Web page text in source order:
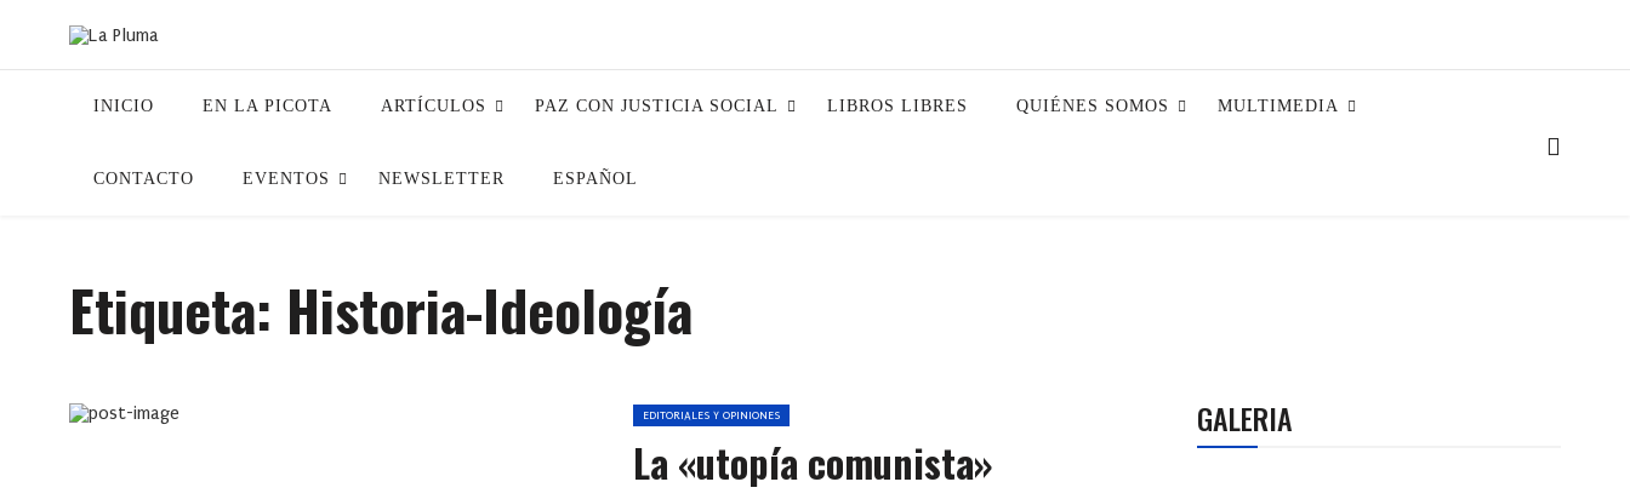
INICIO EN LA PICOTA ARTÍCULOS PAZ CON JUSTICIA SOCIAL LIBROS LIBRES QUIÉNES SOMOS MULTIMEDIA
CONTACTO EVENTOS NEWSLETTER ESPAÑOL
Etiqueta: Historia-Ideología
EDITORIALES Y OPINIONES
La «utopía comunista»
GALERIA